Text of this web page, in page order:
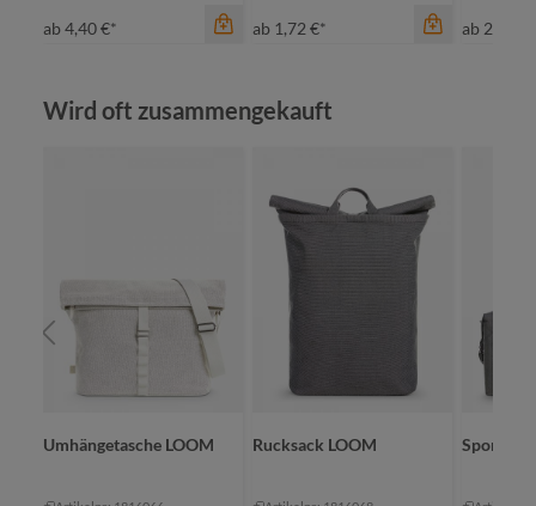
ab4,40 €* ab 1,72 €*
maigrün
+1
ab 2,10 €*
Farbe
Produktgalerie überspringen
Wird oft zusammengekauft
Umhängetasche LOOM Rucksack LOOM Sport-/